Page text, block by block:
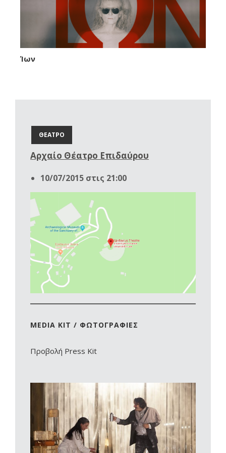
Ίων
ΘΕΑΤΡΟ
Αρχαίο Θέατρο Επιδαύρου
10/07/2015 στις 21:00
MEDIA KIT / ΦΩΤΟΓΡΑΦΙΕΣ
Προβολή Press Kit